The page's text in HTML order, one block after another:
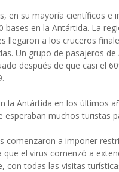
en su mayoría científicos e
bases en la Antártida. La
llegaron a los cruceros
Un grupo de pasajeros
después de que casi el
la Antártida en los últimos
esperaban muchos turistas
comenzaron a imponer
que el virus comenzó a
con todas las visitas